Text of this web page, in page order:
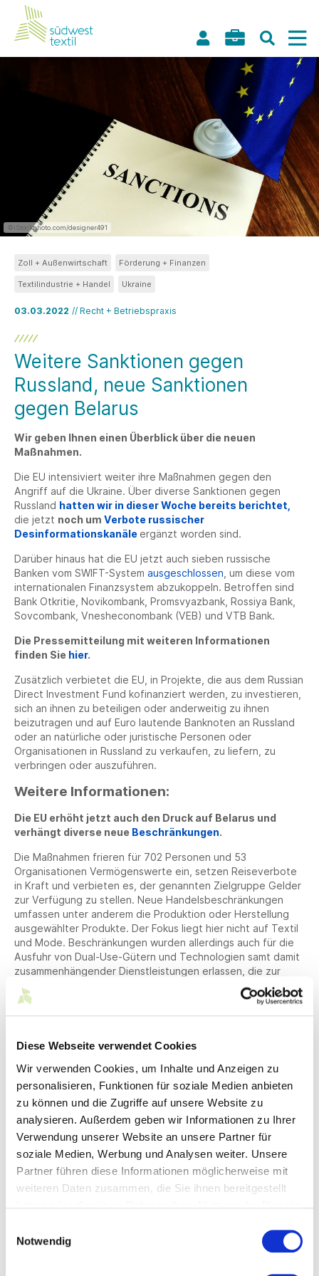
Diese Webseite verwendet Cookies
Wir verwenden Cookies, um Inhalte und Anzeigen zu
personalisieren, Funktionen für soziale Medien anbieten
zu können und die Zugriffe auf unsere Website zu
analysieren. Außerdem geben wir Informationen zu Ihrer
Verwendung unserer Website an unsere Partner für
soziale Medien, Werbung und Analysen weiter. Unsere
Partner führen diese Informationen möglicherweise mit
weiteren Daten zusammen, die Sie ihnen bereitgestellt
Notwendig
©iStockphoto.com/designer491
03.03.2022 // Recht + Betriebspraxis
Zoll + Außenwirtschaft Förderung + Finanzen
Textilindustrie + Handel Ukraine
Weitere Sanktionen gegen
Russland, neue Sanktionen
gegen Belarus
Wir geben Ihnen einen Überblick über die neuen
Maßnahmen.
Die EU intensiviert weiter ihre Maßnahmen gegen den
Angriff auf die Ukraine. Über diverse Sanktionen gegen
Russland hatten wir in dieser Woche bereits berichtet,
die jetzt noch um Verbote russischer
Desinformationskanäle ergänzt worden sind.
Darüber hinaus hat die EU jetzt auch sieben russische
Banken vom SWIFT-System ausgeschlossen , um diese vom
internationalen Finanzsystem abzukoppeln. Betroffen sind
Bank Otkritie, Novikombank, Promsvyazbank, Rossiya Bank,
Sovcombank, Vnesheconombank (VEB) und VTB Bank.
Die Pressemitteilung mit weiteren Informationen
finden Sie hier.
Zusätzlich verbietet die EU, in Projekte, die aus dem Russian
Direct Investment Fund kofinanziert werden, zu investieren,
sich an ihnen zu beteiligen oder anderweitig zu ihnen
beizutragen und auf Euro lautende Banknoten an Russland
oder an natürliche oder juristische Personen oder
Organisationen in Russland zu verkaufen, zu liefern, zu
verbringen oder auszuführen.
Weitere Informationen:
Die EU erhöht jetzt auch den Druck auf Belarus und
verhängt diverse neue Beschränkungen.
Die Maßnahmen frieren für 702 Personen und 53
Organisationen Vermögenswerte ein, setzen Reiseverbote
in Kraft und verbieten es, der genannten Zielgruppe Gelder
zur Verfügung zu stellen. Neue Handelsbeschränkungen
umfassen unter anderem die Produktion oder Herstellung
ausgewählter Produkte. Der Fokus liegt hier nicht auf Textil
und Mode. Beschränkungen wurden allerdings auch für die
Ausfuhr von Dual-Use-Gütern und Technologien samt damit
zusammenhängender Dienstleistungen erlassen, die zur
militärischen, technologischen, verteidigungs- und
sicherheitspolitischen Entwicklung von Belarus beitragen
könnten.
AmtsblattL66und L67.
Leider wird auch Russland seinerseits jetzt in puncto
Sanktionen aktiv. Zwei Präsidialerlasse der Russischen
Föderation in russischer und englischer Sprache mit
finanzpolitischer Relevanz finden Sie als Anlagen.
Die „Germany Trade and Invest“ (GTAI) berichtet hierzu, es
gebe eine hieran anschließende Anordnung für die
russischen Behörden:
die gegen die Sicherheit der Russischen Föderation gerichtet
sind, wird rechtlich bewertet. Es wird darauf hingewiesen,